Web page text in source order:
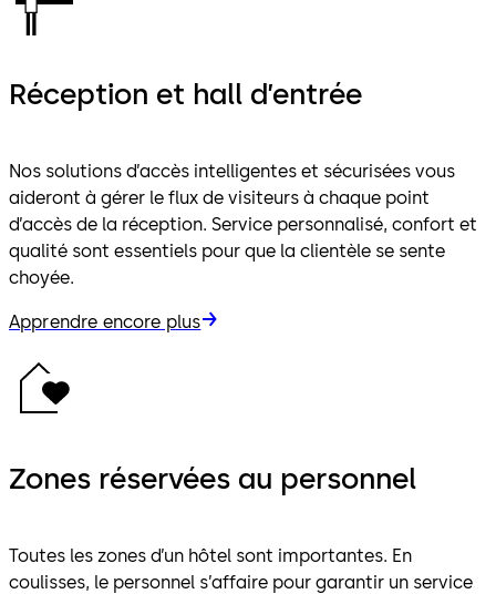
Réception et hall d’entrée
Nos solutions d’accès intelligentes et sécurisées vous
aideront à gérer le flux de visiteurs à chaque point
d’accès de la réception. Service personnalisé, confort et
qualité sont essentiels pour que la clientèle se sente
choyée.
Apprendre encore plus
Zones réservées au personnel
Toutes les zones d’un hôtel sont importantes. En
coulisses, le personnel s’affaire pour garantir un service